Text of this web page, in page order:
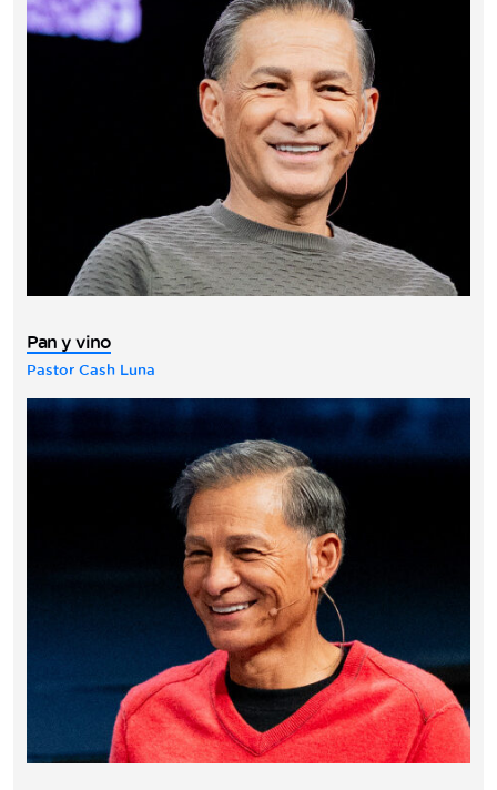
Pan y vino
Pastor Cash Luna